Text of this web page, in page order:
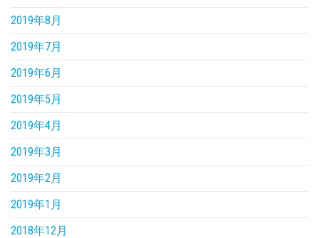
2019年8月
2019年7月
2019年6月
2019年5月
2019年4月
2019年3月
2019年2月
2019年1月
2018年12月